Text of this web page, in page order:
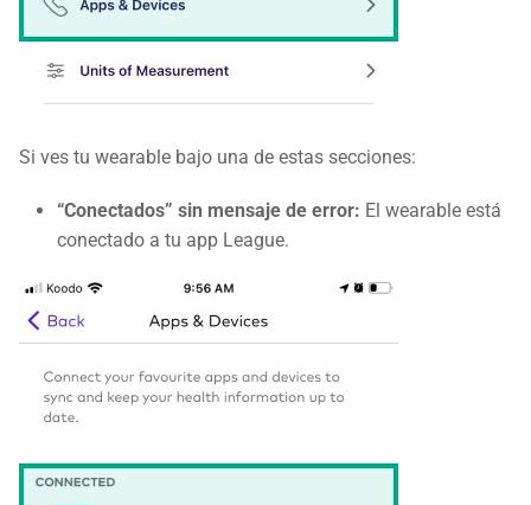
Si ves tu wearable bajo una de estas secciones:
“Conectados” sin mensaje de error: El wearable está
conectado a tu app League.